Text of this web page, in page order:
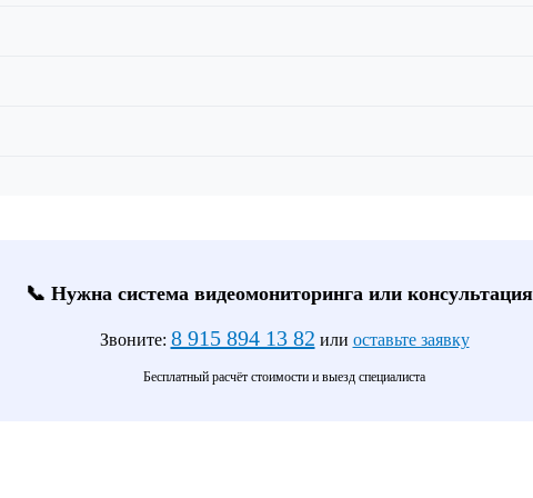
📞 Нужна система видеомониторинга или
Звоните: 8 915 894 13 82 или оставьте заявку
Бесплатный расчёт стоимости и выезд специалиста